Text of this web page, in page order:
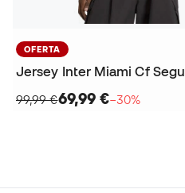
OFERTA
99,99 €69,99 €−30%